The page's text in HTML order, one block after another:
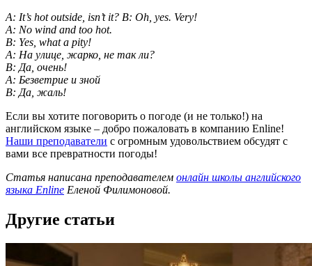
A: It’s hot outside, isn’t it? B: Оh, yes. Very!
A: No wind and too hot.
В: Yes, what a pity!
A: На улице, жарко, не так ли?
B: Да, очень!
A: Безветрие и зной
B: Да, жаль!
Если вы хотите поговорить о погоде (и не только!) на
английском языке – добро пожаловать в компанию Enline!
Наши преподаватели с огромным удовольствием обсудят с
вами все превратности погоды!
Статья написана преподавателем онлайн школы английского
языка Enline Еленой Филимоновой.
Другие статьи